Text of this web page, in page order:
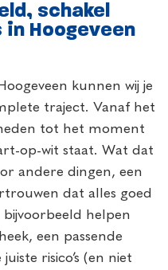
schakel
Hoogeveen
kunnen wij je
traject. Vanaf het
tot het moment
op-wit staat. Wat dat
andere dingen, een
dat alles goed
bijvoorbeeld helpen
een passende
risico’s (en niet